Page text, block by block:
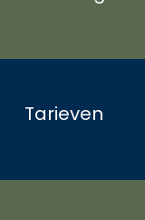
Tarieven